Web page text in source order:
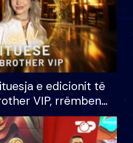
e edicionit të
VIP, rrëmben
prej 100 mijë eurosh